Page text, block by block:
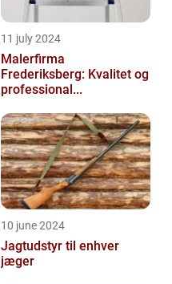
11 july 2024
Malerfirma
Frederiksberg: Kvalitet og
professional...
10 june 2024
Jagtudstyr til enhver
jæger